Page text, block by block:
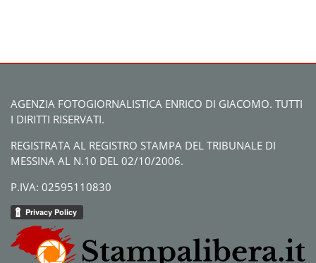
AGENZIA FOTOGIORNALISTICA ENRICO DI GIACOMO. TUTTI
I DIRITTI RISERVATI.
REGISTRATA AL REGISTRO STAMPA DEL TRIBUNALE DI
MESSINA AL N.10 DEL 02/10/2006.
P.IVA: 02595110830